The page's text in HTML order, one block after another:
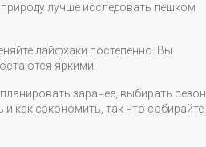
природу лучше исследовать пешком
лайфхаки постепенно. Вы
яркими.
заранее, выбирать сезон
и как сэкономить, так что собирайте